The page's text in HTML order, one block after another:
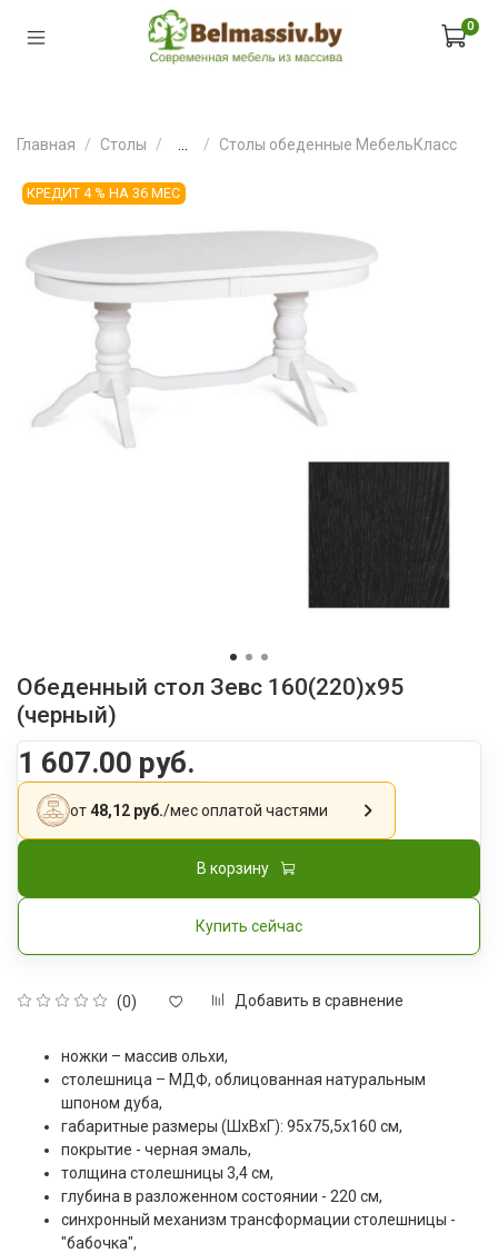
0
Главная Столы Столы обеденные МебельКласс
КРЕДИТ 4 % НА 36 МЕС
Обеденный стол Зевс 160(220)х95
(черный)
(0) Добавить в сравнение
1 607.00 руб.
от48,12 руб./месоплатой частями
В корзину
Купить сейчас
ножки – массив ольхи,
столешница – МДФ, облицованная натуральным
шпоном дуба,
габаритные размеры (ШxВxГ): 95х75,5х160 см,
покрытие - черная эмаль,
толщина столешницы 3,4 см,
глубина в разложенном состоянии - 220 см,
синхронный механизм трансформации столешницы -
"бабочка",